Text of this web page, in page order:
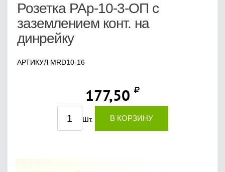
Розетка РАр-10-3-ОП с
заземлением конт. на
динрейку
АРТИКУЛ MRD10-16
177,50
Шт. В КОРЗИНУ